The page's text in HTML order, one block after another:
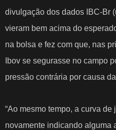
divulgação dos dados IBC-Br
vieram bem acima do
na bolsa e fez com que, nas
Ibov se segurasse no campo
pressão contrária por causa
“Ao mesmo tempo, a curva
novamente indicando alguma